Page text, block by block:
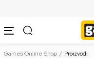
Games Online Shop Proizvodi